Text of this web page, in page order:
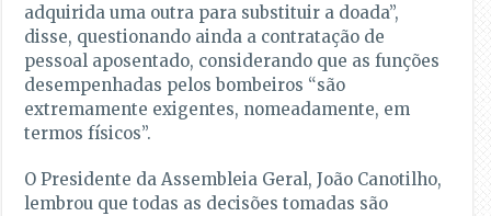
adquirida uma outra para substituir a doada”,
disse, questionando ainda a contratação de
pessoal aposentado, considerando que as funções
desempenhadas pelos bombeiros “são
extremamente exigentes, nomeadamente, em
termos físicos”.
O Presidente da Assembleia Geral, João Canotilho,
lembrou que todas as decisões tomadas são